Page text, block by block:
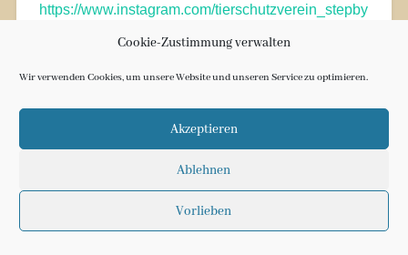
Cookie-Zustimmung verwalten
Wir verwenden Cookies, um unsere Website und unseren Service zu optimieren.
Akzeptieren
Ablehnen
Vorlieben
https://www.instagram.com/tierschutzverein_stepby
© 2026 NACH OBEN ↑